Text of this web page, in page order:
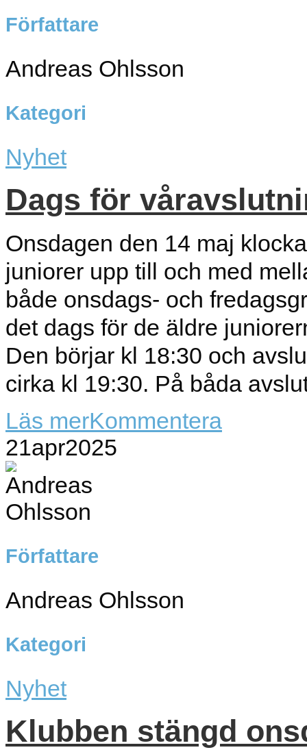
Författare
Andreas Ohlsson
Kategori
Nyhet
Dags för
Onsdagen den 14 maj
juniorer upp till och med
både onsdags- och
det dags för de äldre
Den börjar kl 18:30 och
cirka kl 19:30. På båda
Läs merKommentera
21apr2025
Författare
Andreas Ohlsson
Kategori
Nyhet
Klubben stängd